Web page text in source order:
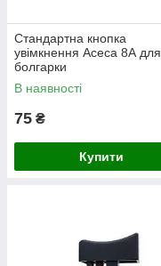
Стандартна кнопка
увімкнення Асеса 8А для
болгарки
В наявності
75 ₴
Купити